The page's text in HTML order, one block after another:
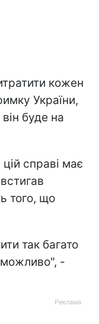
кожен
України,
буде на
справі має
того, що
так багато
можливо", -